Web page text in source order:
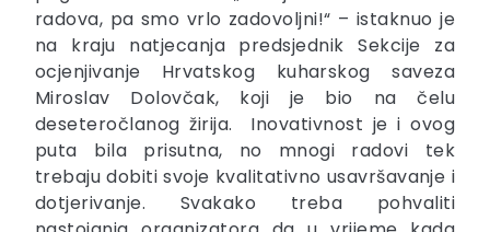
radova, pa smo vrlo zadovoljni!“ – istaknuo je
na kraju natjecanja predsjednik Sekcije za
ocjenjivanje Hrvatskog kuharskog saveza
Miroslav Dolovčak, koji je bio na čelu
deseteročlanog žirija. Inovativnost je i ovog
puta bila prisutna, no mnogi radovi tek
trebaju dobiti svoje kvalitativno usavršavanje i
dotjerivanje. Svakako treba pohvaliti